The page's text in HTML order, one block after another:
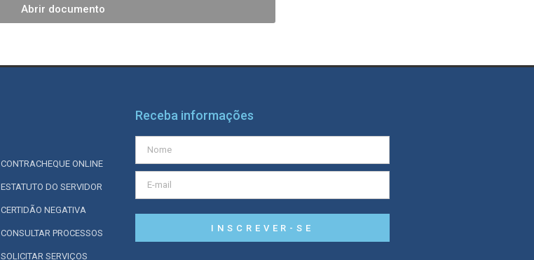
Abrir documento
CONTRACHEQUE ONLINE
ESTATUTO DO SERVIDOR
CERTIDÃO NEGATIVA
CONSULTAR PROCESSOS
SOLICITAR SERVIÇOS
Receba informações
INSCREVER-SE